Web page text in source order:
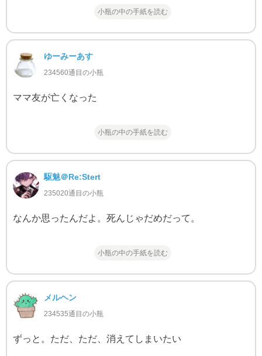
小瓶の中の手紙を読む
ゆーみーあす
234560通目の小瓶
ママ友が亡くなった
小瓶の中の手紙を読む
駆魅＠Re:Stert
235020通目の小瓶
なんか思ったんだよ。死んじゃだめだって。
小瓶の中の手紙を読む
メルヘン
234535通目の小瓶
ずっと。ただ、ただ、消えてしまいたい